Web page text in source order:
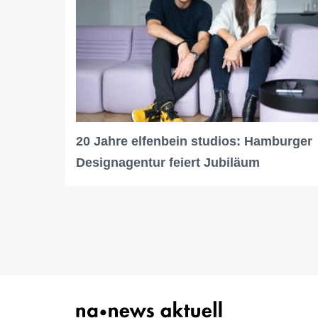
20 Jahre elfenbein studios: Hamburger
Designagentur feiert Jubiläum